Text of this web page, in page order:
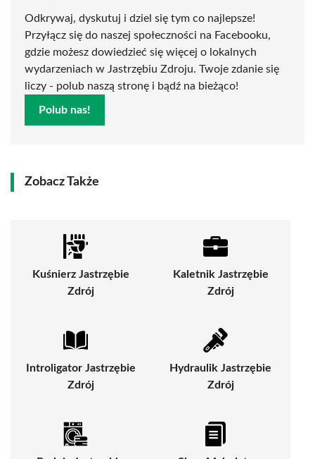
Odkrywaj, dyskutuj i dziel się tym co najlepsze!
Przyłącz się do naszej społeczności na Facebooku,
gdzie możesz dowiedzieć się więcej o lokalnych
wydarzeniach w Jastrzębiu Zdroju. Twoje zdanie się
liczy - polub naszą stronę i bądź na bieżąco!
Polub nas!
Zobacz Także
Kuśnierz Jastrzębie
Zdrój
Kaletnik Jastrzębie
Zdrój
Introligator Jastrzębie
Zdrój
Hydraulik Jastrzębie
Zdrój